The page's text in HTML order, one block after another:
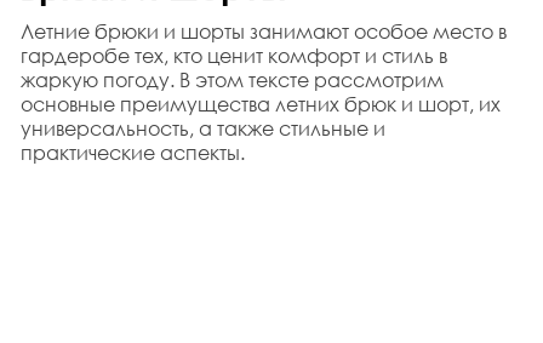
Летние брюки и шорты занимают особое место в
гардеробе тех, кто ценит комфорт и стиль в
жаркую погоду. В этом тексте рассмотрим
основные преимущества летних брюк и шорт, их
универсальность, а также стильные и
практические аспекты.